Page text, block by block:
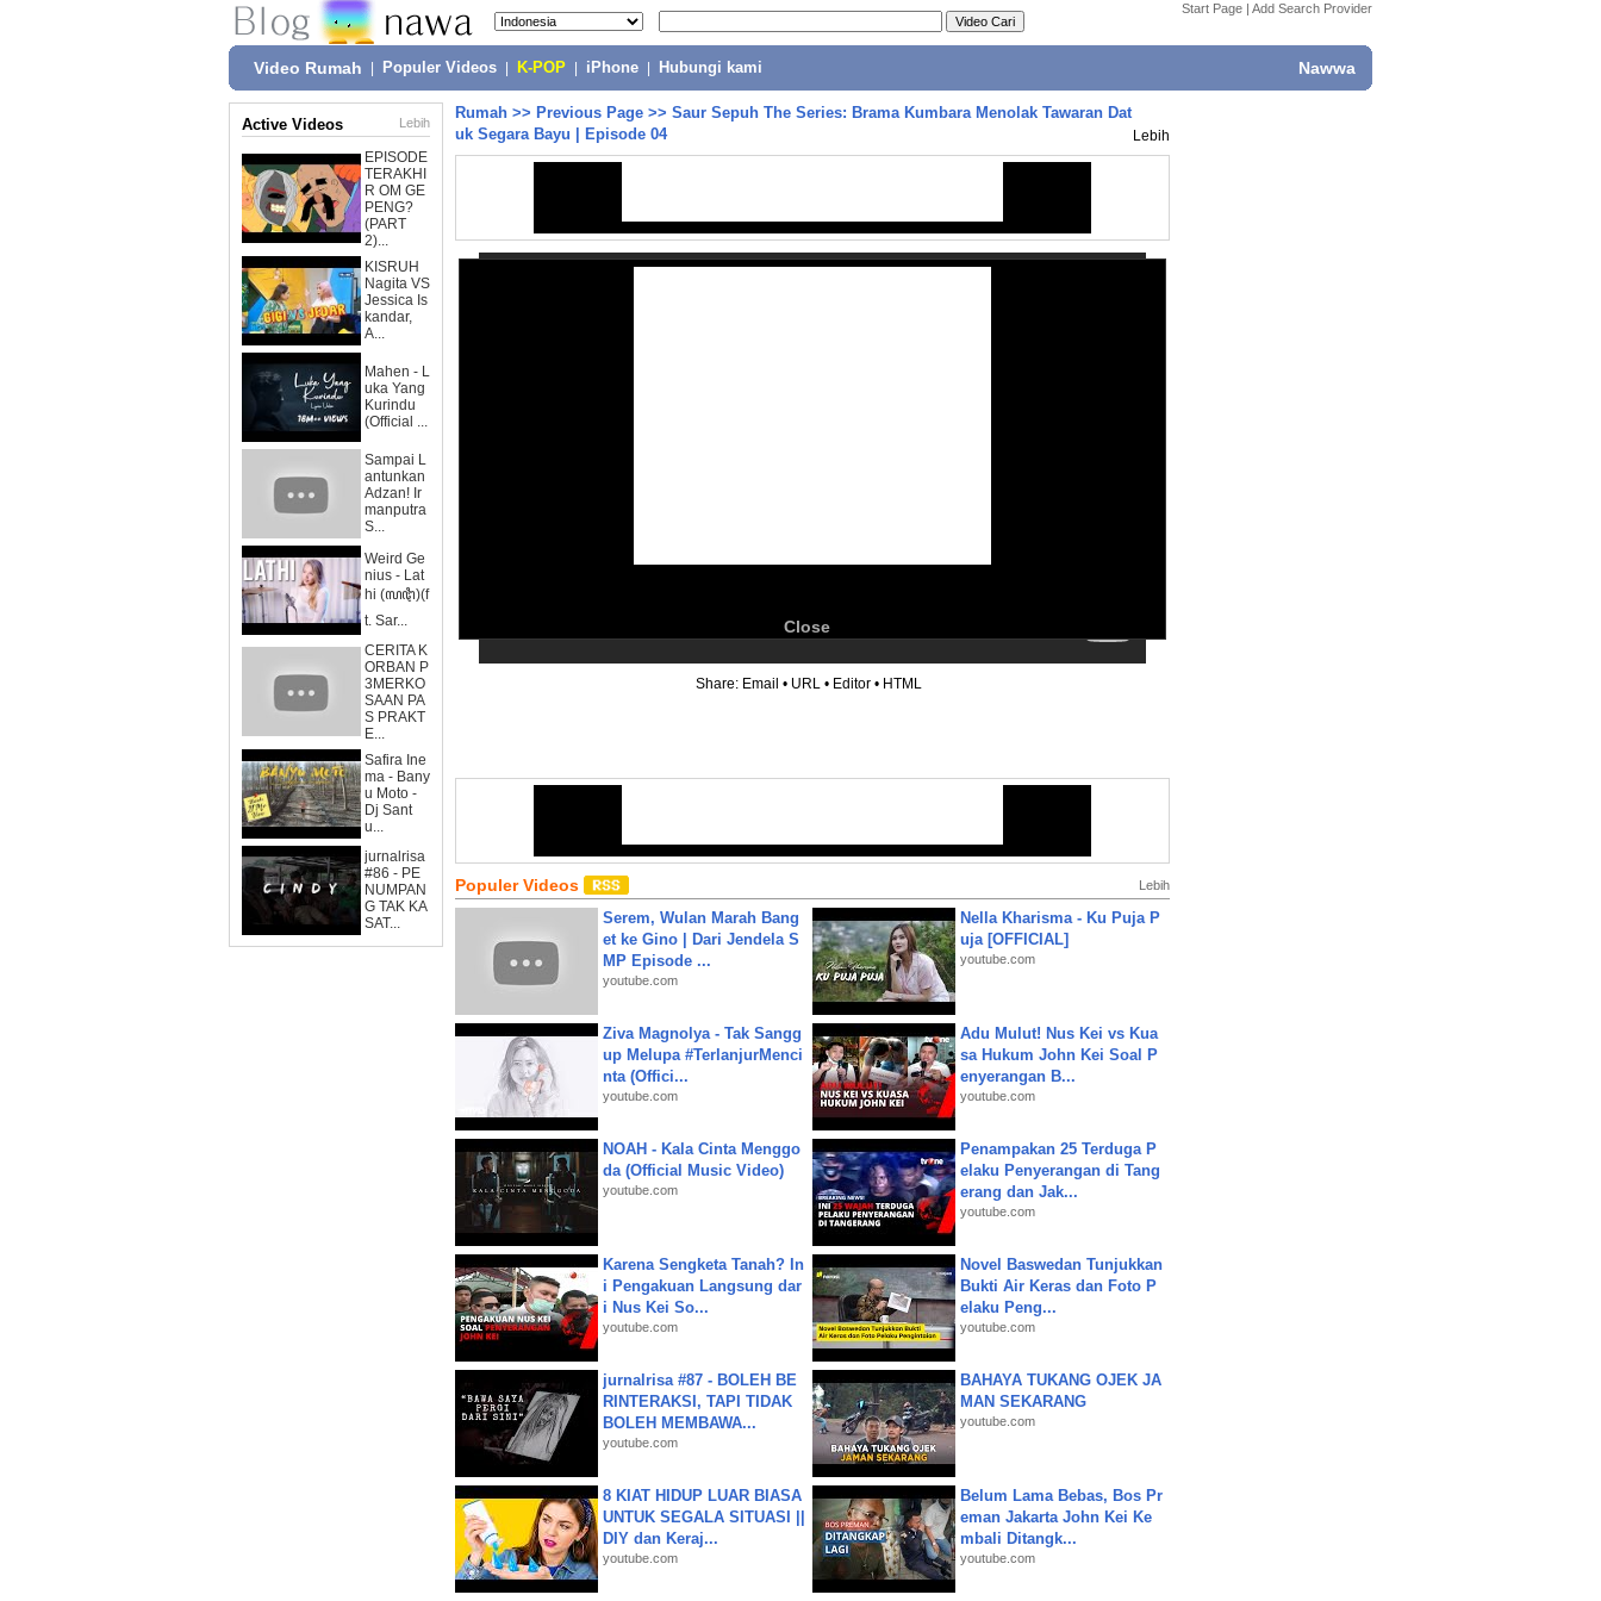
Start Page | Add Search Provider
Video Rumah Populer Videos K-POP iPhone Hubungi kami Nawwa
Active Videos Lebih
EPISODE
TERAKHI
R OM GE
PENG?
(PART
2)...
KISRUH
Nagita VS
Jessica Is
kandar,
A...
Mahen - L
uka Yang
Kurindu
(Official ...
Sampai L
antunkan
Adzan! Ir
manputra
S...
Weird Ge
nius - Lat
hi (ꦭꦛꦶ)(f
t. Sar...
CERITA K
ORBAN P
3MERKO
SAAN PA
S PRAKT
E...
Safira Ine
ma - Bany
u Moto -
Dj Sant
u...
jurnalrisa
#86 - PE
NUMPAN
G TAK KA
SAT...
Rumah >> Previous Page >> Saur Sepuh The Series: Brama Kumbara Menolak Tawaran Dat
uk Segara Bayu | Episode 04
Lebih
Close
Share: Email • URL • Editor • HTML
Populer Videos Lebih
Serem, Wulan Marah Bang
et ke Gino | Dari Jendela S
MP Episode ...
youtube.com
Nella Kharisma - Ku Puja P
uja [OFFICIAL]
youtube.com
Ziva Magnolya - Tak Sangg
up Melupa #TerlanjurMenci
nta (Offici...
youtube.com
Adu Mulut! Nus Kei vs Kua
sa Hukum John Kei Soal P
enyerangan B...
youtube.com
NOAH - Kala Cinta Menggo
da (Official Music Video)
youtube.com
Penampakan 25 Terduga P
elaku Penyerangan di Tang
erang dan Jak...
youtube.com
Karena Sengketa Tanah? In
i Pengakuan Langsung dar
i Nus Kei So...
youtube.com
Novel Baswedan Tunjukkan
Bukti Air Keras dan Foto P
elaku Peng...
youtube.com
jurnalrisa #87 - BOLEH BE
RINTERAKSI, TAPI TIDAK
BOLEH MEMBAWA...
youtube.com
BAHAYA TUKANG OJEK JA
MAN SEKARANG
youtube.com
8 KIAT HIDUP LUAR BIASA
UNTUK SEGALA SITUASI ||
DIY dan Keraj...
youtube.com
Belum Lama Bebas, Bos Pr
eman Jakarta John Kei Ke
mbali Ditangk...
youtube.com